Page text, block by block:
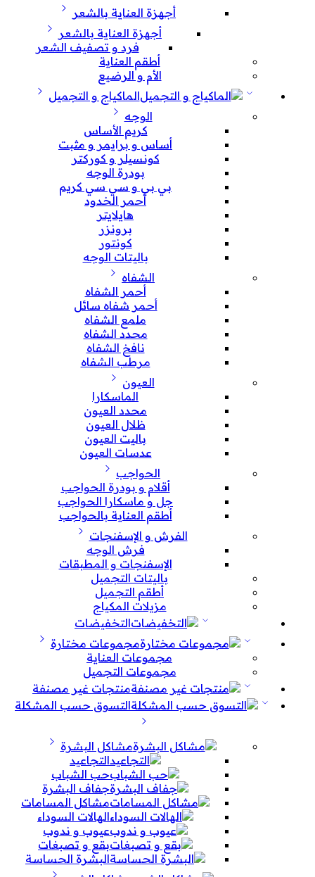
أجهزة العناية بالشعر
أجهزة العناية بالشعر
فرد و تصفيف الشعر
أطقم العناية
الأم و الرضيع
الماكياج و التجميل
الوجه
كريم الأساس
أساس و برايمر و مثبت
كونسيلر و كوركتر
بودرة الوجه
بي بي و سي سي كريم
أحمر الخدود
هايلايتر
برونزر
كونتور
باليتات الوجه
الشفاه
أحمر الشفاه
أحمر شفاه سائل
ملمع الشفاه
محدد الشفاه
نافخ الشفاه
مرطب الشفاه
العيون
الماسكارا
محدد العيون
ظلال العيون
باليت العيون
عدسات العيون
الحواجب
أقلام و بودرة الحواجب
جل و ماسكارا الحواجب
أطقم العناية بالحواجب
الفرش و الإسفنجات
فرش الوجه
الإسفنجات و المطبقات
باليتات التجميل
أطقم التجميل
مزيلات المكياج
التخفيضات
مجموعات مختارة
مجموعات العناية
مجموعات التجميل
منتجات غير مصنفة
التسوق حسب المشكلة
مشاكل البشرة
التجاعيد
حب الشباب
جفاف البشرة
مشاكل المسامات
الهالات السوداء
عيوب و ندوب
بقع و تصبغات
البشرة الحساسة